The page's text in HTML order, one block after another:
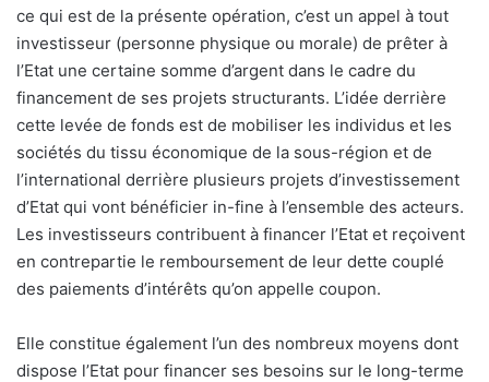
ce qui est de la présente opération, c’est un appel à tout
investisseur (personne physique ou morale) de prêter à
l’Etat une certaine somme d’argent dans le cadre du
financement de ses projets structurants. L’idée derrière
cette levée de fonds est de mobiliser les individus et les
sociétés du tissu économique de la sous-région et de
l’international derrière plusieurs projets d’investissement
d’Etat qui vont bénéficier in-fine à l’ensemble des acteurs.
Les investisseurs contribuent à financer l’Etat et reçoivent
en contrepartie le remboursement de leur dette couplé
des paiements d’intérêts qu’on appelle coupon.
Elle constitue également l’un des nombreux moyens dont
dispose l’Etat pour financer ses besoins sur le long-terme